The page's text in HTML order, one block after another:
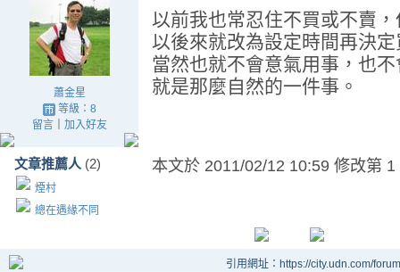
蕭金星
等級：8
留言｜ 加入好友
文章推薦人 (2)
煙村
總在遇緣不同
以前我也常忍住不買或不賣
以後來就改為設定時間再決
當然也就不會意氣用事，也
就是那麼自然的一件事。
本文於 2011/02/12 10:59 修改第 1
引用網址：https://city.udn.com/